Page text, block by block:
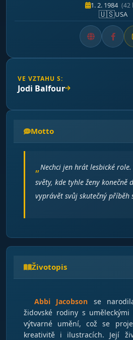
1. 2. 1984 (42
🇺🇸USA
VE VZTAHU S:
Jodi Balfour
Motto
Nechci jen hrát lesbické
světy, kde tyhle ženy konečně
vyprávět svůj skutečný příběh
Životopis
Abbi Jacobson se
židovské rodiny s uměleckými
výtvarné umění, což se
kreativitě i ilustracích. Její